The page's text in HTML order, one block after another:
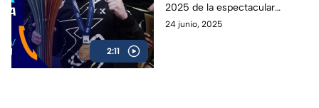
2:11
2025 de la espectacular
Fórmula E: revive los mejores
24 junio, 2025